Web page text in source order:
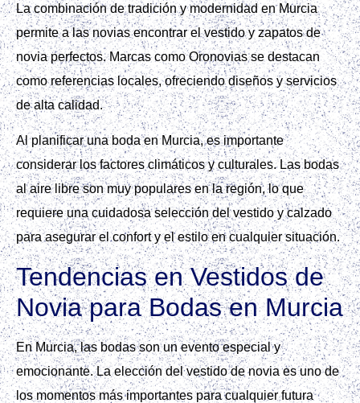
La combinación de tradición y modernidad en Murcia
permite a las novias encontrar el vestido y zapatos de
novia perfectos. Marcas como Oronovias se destacan
como referencias locales, ofreciendo diseños y servicios
de alta calidad.
Al planificar una boda en Murcia, es importante
considerar los factores climáticos y culturales. Las bodas
al aire libre son muy populares en la región, lo que
requiere una cuidadosa selección del vestido y calzado
para asegurar el confort y el estilo en cualquier situación.
Tendencias en Vestidos de
Novia para Bodas en Murcia
En Murcia, las bodas son un evento especial y
emocionante. La elección del vestido de novia es uno de
los momentos más importantes para cualquier futura